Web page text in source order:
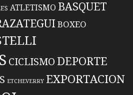
ATLETISMO BASQUET
BOXEO
CICLISMO DEPORTE
ETCHEVERRY EXPORTACION